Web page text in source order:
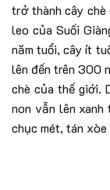
trở thành cây chè
leo của Suối
năm tuổi, cây ít
lên đến trên 300
chè của thế giới.
non vẫn lên xanh
chục mét, tán xòe